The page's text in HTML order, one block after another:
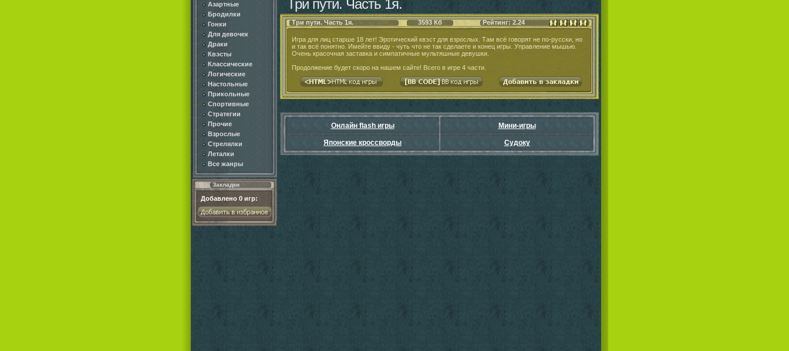
Азартные
Бродилки
Гонки
Для девочек
Драки
Квэсты
Классические
Логические
Настольные
Прикольные
Спортивные
Стратегии
Прочие
Взрослые
Стрелялки
Леталки
Все жанры
Закладки
Добавлено 0 игр:
Три пути. Часть 1я.
Три пути. Часть 1я. 3593 Кб Рейтинг: 2.24
Игра для лиц старше 18 лет! Эротический квэст для взрослых. Там всё говорят не по-русски, но
и так всё понятно. Имейте ввиду - чуть что не так сделаете и конец игры. Управление мышью.
Очень красочная заставка и симпатичные мультяшные девушки.
Продолжение будет скоро на нашем сайте! Всего в игре 4 части.
Онлайн flash игры Мини-игры
Японские кроссворды Судоку